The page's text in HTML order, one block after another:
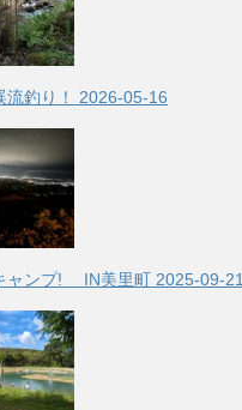
釣り！ 2026-05-16
ャンプ! IN美里町 2025-09-21